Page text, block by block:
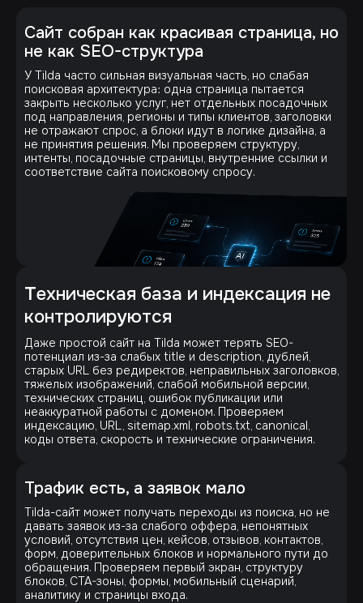
Сайт собран как красивая страница, но
не как SEO-структура
У Tilda часто сильная визуальная часть, но слабая
поисковая архитектура: одна страница пытается
закрыть несколько услуг, нет отдельных посадочных
под направления, регионы и типы клиентов, заголовки
не отражают спрос, а блоки идут в логике дизайна, а
не принятия решения. Мы проверяем структуру,
интенты, посадочные страницы, внутренние ссылки и
соответствие сайта поисковому спросу.
Техническая база и индексация не
контролируются
Даже простой сайт на Tilda может терять SEO-
потенциал из-за слабых title и description, дублей,
старых URL без редиректов, неправильных заголовков,
тяжелых изображений, слабой мобильной версии,
технических страниц, ошибок публикации или
неаккуратной работы с доменом. Проверяем
индексацию, URL, sitemap.xml, robots.txt, canonical,
коды ответа, скорость и технические ограничения.
Трафик есть, а заявок мало
Tilda-сайт может получать переходы из поиска, но не
давать заявок из-за слабого оффера, непонятных
условий, отсутствия цен, кейсов, отзывов, контактов,
форм, доверительных блоков и нормального пути до
обращения. Проверяем первый экран, структуру
блоков, CTA-зоны, формы, мобильный сценарий,
аналитику и страницы входа.